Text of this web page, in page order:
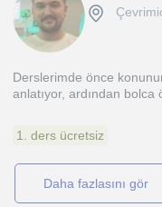
Derslerimde önce
anlatıyor, ardından bolca
1. ders ücretsiz
daha fazlasını gör